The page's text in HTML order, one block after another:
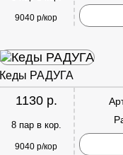
9040 р/кор
Кеды РАДУГА
1130 р.
8 пар в кор.
9040 р/кор